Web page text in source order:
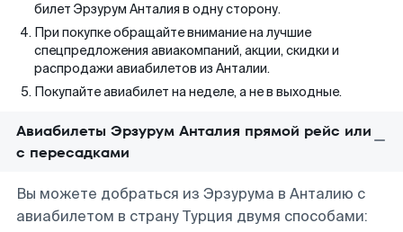
билет Эрзурум Анталия в одну сторону.
При покупке обращайте внимание на лучшие
спецпредложения авиакомпаний, акции, скидки и
распродажи авиабилетов из Анталии.
Покупайте авиабилет на неделе, а не в выходные.
Авиабилеты Эрзурум Анталия прямой рейс или
с пересадками
Вы можете добраться из Эрзурума в Анталию с
авиабилетом в страну Турция двумя способами: